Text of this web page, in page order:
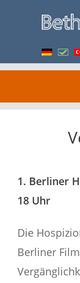
1. Berliner
18 Uhr
Die
Berliner